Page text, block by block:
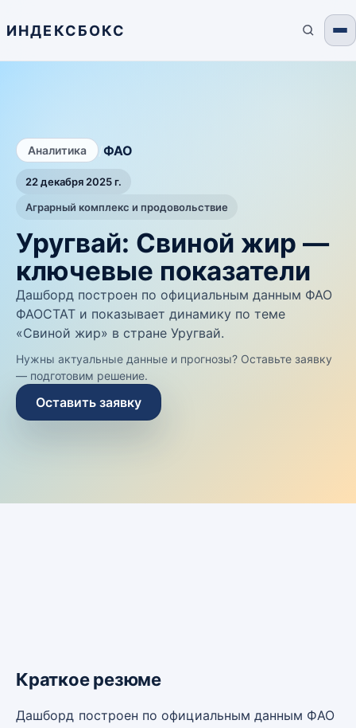
ИНДЕКСБОКС
Аналитика ФАО
22 декабря 2025 г.
Аграрный комплекс и продовольствие
Уругвай: Свиной жир —
ключевые показатели
Дашборд построен по официальным данным ФАО
ФАОСТАТ и показывает динамику по теме
«Свиной жир» в стране Уругвай.
Нужны актуальные данные и прогнозы? Оставьте заявку
— подготовим решение.
Оставить заявку
Краткое резюме
Дашборд построен по официальным данным ФАО